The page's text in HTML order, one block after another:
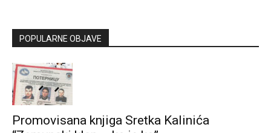
POPULARNE OBJAVE
Promovisana knjiga Sretka Kalinića